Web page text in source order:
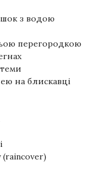
з водою
перегородкою
на блискавці
(raincover)